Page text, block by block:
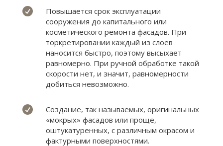

Повышается срок эксплуатации
сооружения до капитального или
косметического ремонта фасадов. При
торкретировании каждый из слоев
наносится быстро, поэтому высыхает
равномерно. При ручной обработке такой
скорости нет, и значит, равномерности
добиться невозможно.

Создание, так называемых, оригинальных
«мокрых» фасадов или проще,
оштукатуренных, с различным окрасом и
фактурными поверхностями.